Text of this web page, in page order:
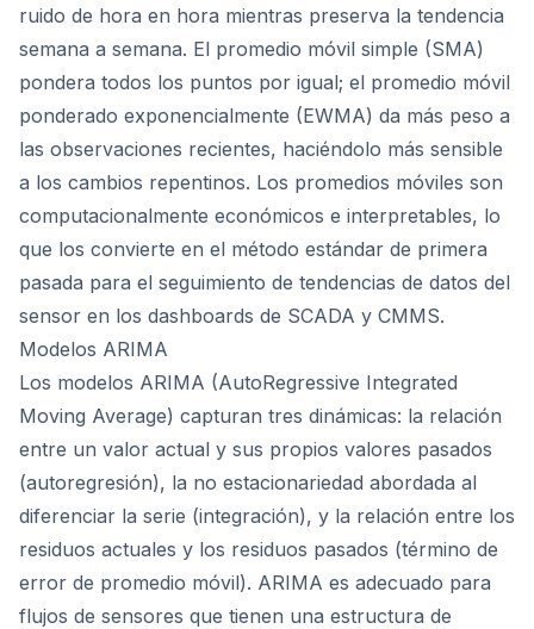
ruido de hora en hora mientras preserva la tendencia
semana a semana. El promedio móvil simple (SMA)
pondera todos los puntos por igual; el promedio móvil
ponderado exponencialmente (EWMA) da más peso a
las observaciones recientes, haciéndolo más sensible
a los cambios repentinos. Los promedios móviles son
computacionalmente económicos e interpretables, lo
que los convierte en el método estándar de primera
pasada para el seguimiento de tendencias de datos del
sensor en los dashboards de SCADA y CMMS.
Modelos ARIMA
Los modelos ARIMA (AutoRegressive Integrated
Moving Average) capturan tres dinámicas: la relación
entre un valor actual y sus propios valores pasados
(autoregresión), la no estacionariedad abordada al
diferenciar la serie (integración), y la relación entre los
residuos actuales y los residuos pasados (término de
error de promedio móvil). ARIMA es adecuado para
flujos de sensores que tienen una estructura de